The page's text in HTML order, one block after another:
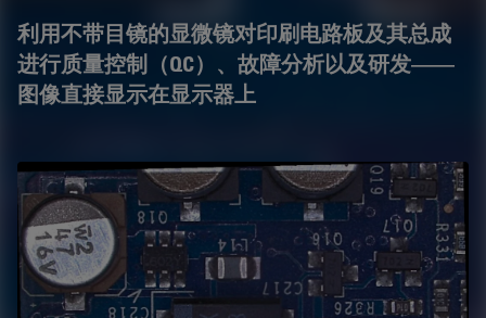
利用不带目镜的显微镜对印刷电路板及其总成
进行质量控制（QC）、故障分析以及研发——
图像直接显示在显示器上